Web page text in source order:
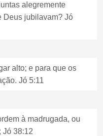
alegremente
Deus jubilavam? Jó
alto; e para que os
Jó 5:11
à madrugada, ou
Jó 38:12